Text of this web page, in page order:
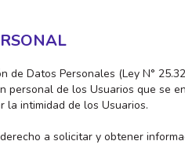
de Datos Personales (Ley N°
de los Usuarios que se
la intimidad de los Usuarios.
a solicitar y obtener